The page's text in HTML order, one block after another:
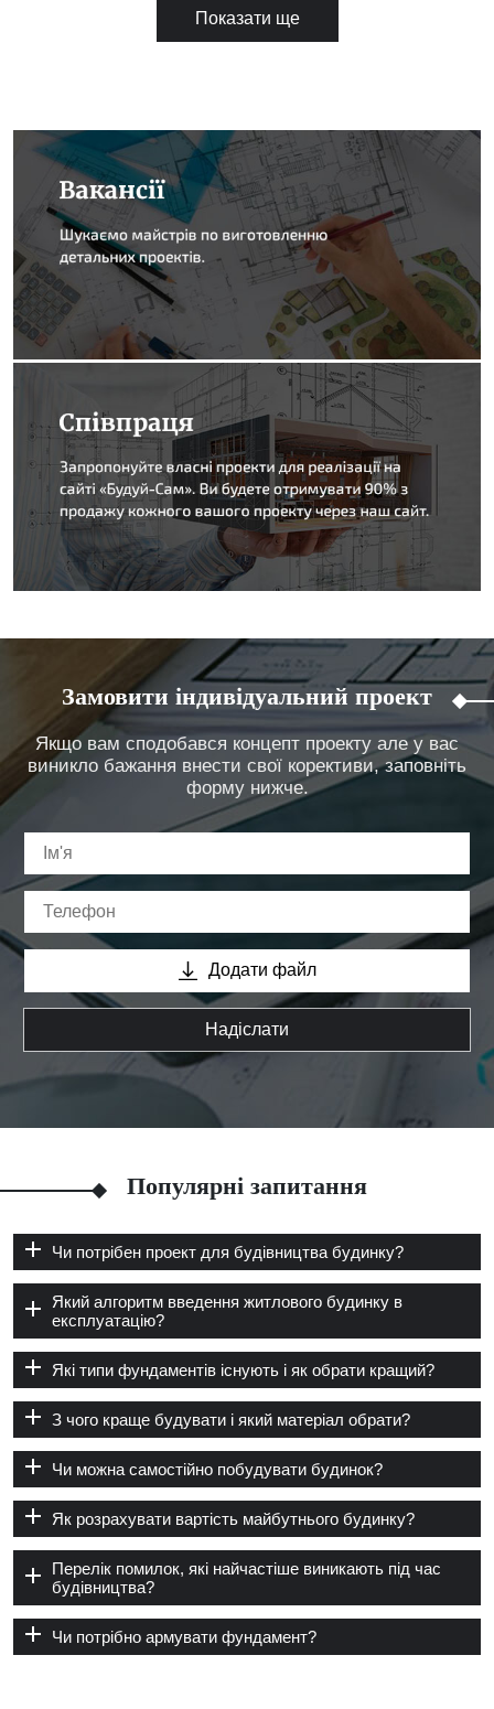
Показати ще
Замовити індивідуальний проект
Якщо вам сподобався концепт проекту але у вас
виникло бажання внести свої корективи, заповніть
форму нижче.
Додати файл
Надіслати
Популярні запитання
Чи потрібен проект для будівництва будинку?
Який алгоритм введення житлового будинку в
експлуатацію?
Які типи фундаментів існують і як обрати кращий?
З чого краще будувати і який матеріал обрати?
Чи можна самостійно побудувати будинок?
Як розрахувати вартість майбутнього будинку?
Перелік помилок, які найчастіше виникають під час
будівництва?
Чи потрібно армувати фундамент?